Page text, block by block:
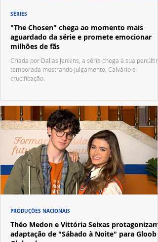
"The Chosen" chega ao momento mais
aguardado da série e promete emocionar
milhões de fãs
Criada por Dallas Jenkins, a série chega à sua
temporada mostrando julgamento, Calvário e
crucificação.
SÉRIES
Théo Medon e Vittória Seixas protagonizam
adaptação de "Sábado à Noite" para Gloob e
PRODUÇÕES NACIONAIS